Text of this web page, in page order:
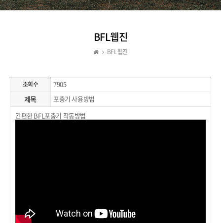
BFL웹진
BFL웹진
조회수 7905
제목
포충기 사용방법
간편한 BFL포충기 작동방법